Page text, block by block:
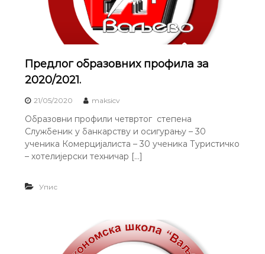
Предлог образовних профила за
2020/2021.
21/05/2020 maksicv
Образовни профили четвртог степена
Службеник у банкарству и осигурању – 30
ученика Комерцијалиста – 30 ученика Туристичко
– хотелијерски техничар […]
Упис